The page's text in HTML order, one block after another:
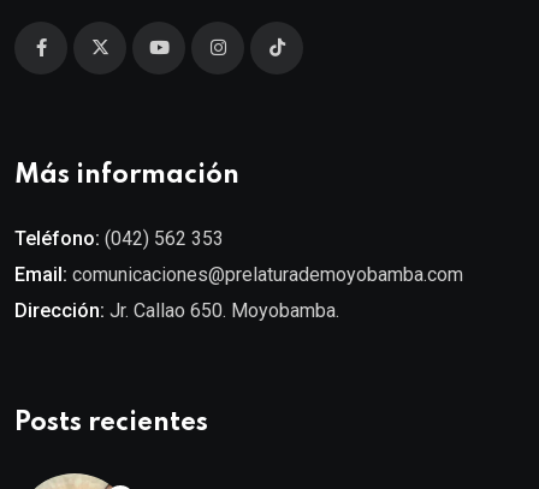
Más información
Teléfono: (042) 562 353
Email: comunicaciones@prelaturademoyobamba.com
Dirección: Jr. Callao 650. Moyobamba.
Posts recientes